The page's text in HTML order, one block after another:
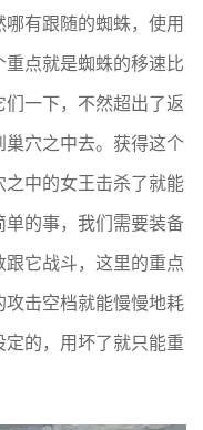
有跟随的蜘蛛，使用
点就是蜘蛛的移速比
一下，不然超出了返
穴之中去。获得这个
中的女王击杀了就能
的事，我们需要装备
它战斗，这里的重点
击空档就能慢慢地耗
的，用坏了就只能重